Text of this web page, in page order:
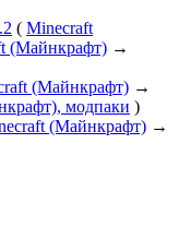
( Minecraft
(Майнкрафт) →
(Майнкрафт) →
модпаки )
(Майнкрафт) →